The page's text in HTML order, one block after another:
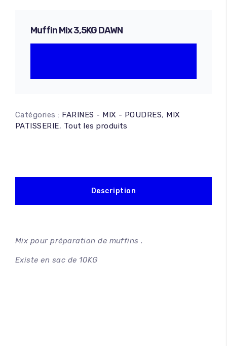
Muffin Mix 3,5KG DAWN
Catégories : FARINES - MIX - POUDRES, MIX
PATISSERIE, Tout les produits
Description
Mix pour préparation de muffins .
Existe en sac de 10KG